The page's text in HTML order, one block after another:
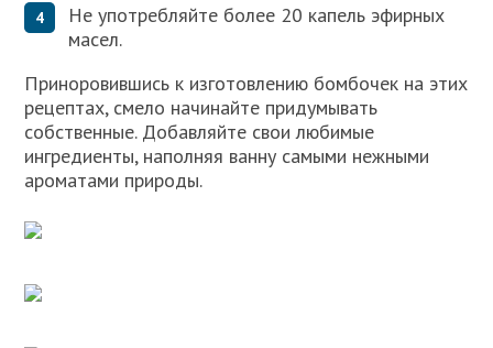
Не употребляйте более 20 капель эфирных
масел.
Приноровившись к изготовлению бомбочек на этих
рецептах, смело начинайте придумывать
собственные. Добавляйте свои любимые
ингредиенты, наполняя ванну самыми нежными
ароматами природы.